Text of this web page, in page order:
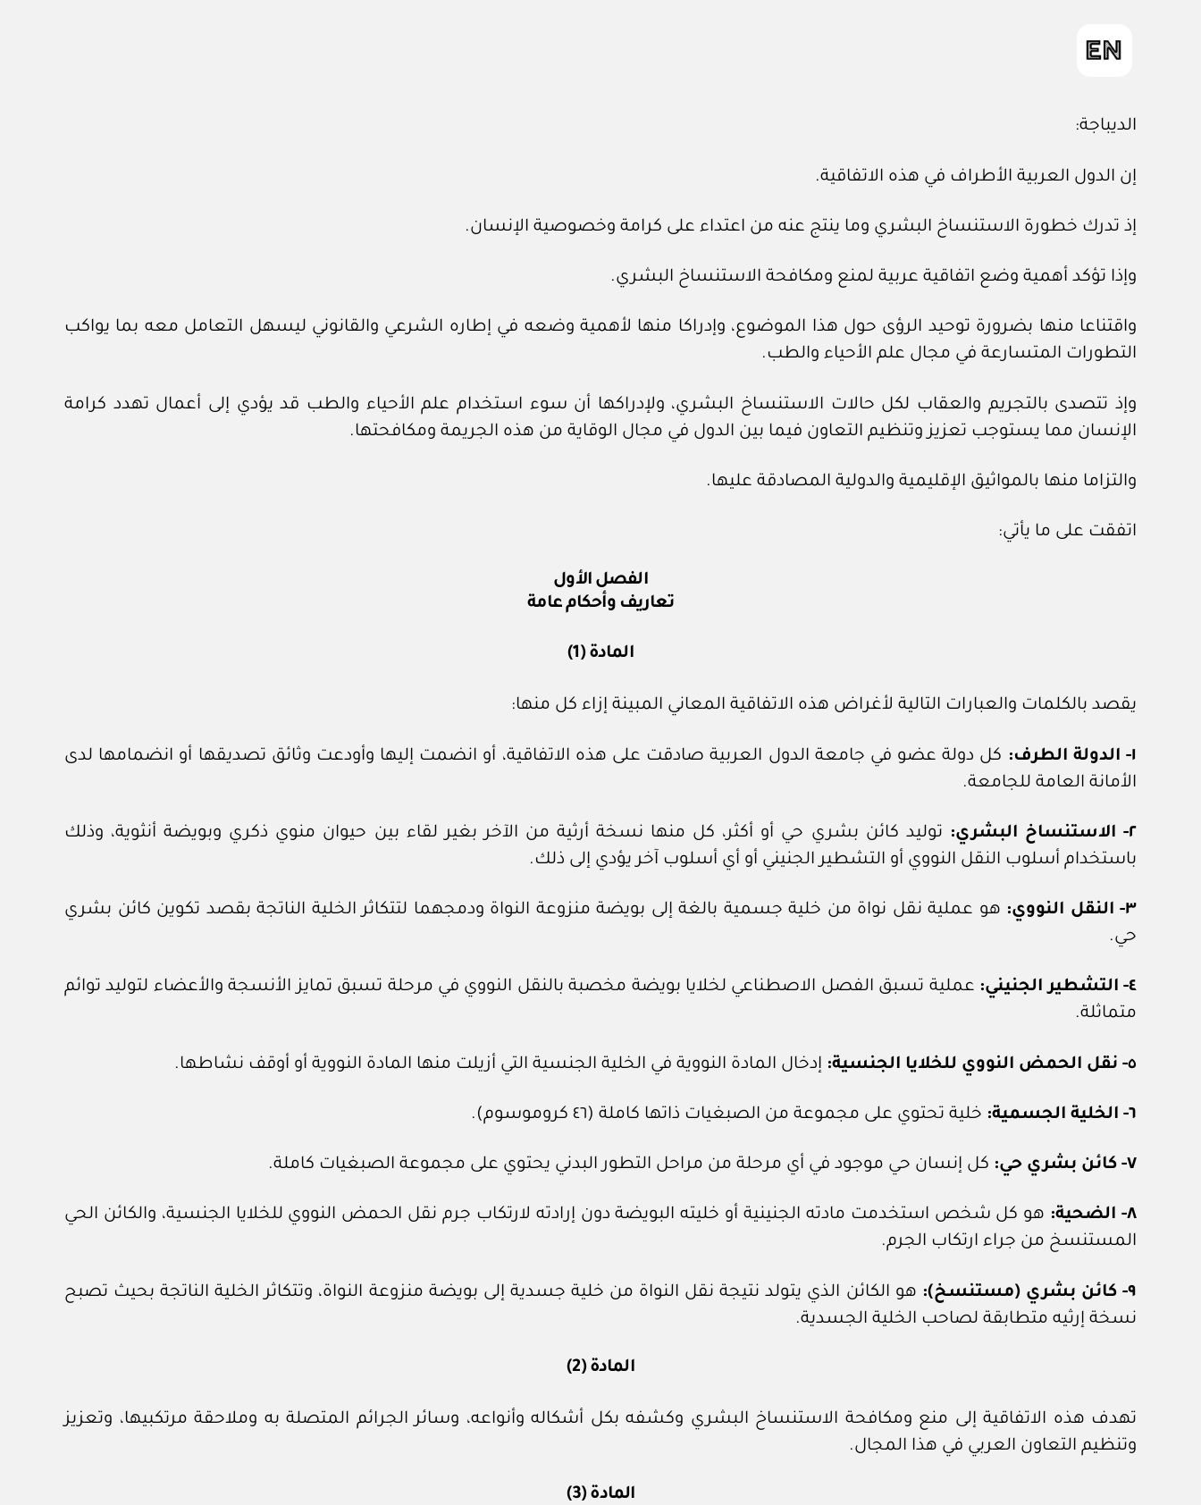
الديباجة:
إن الدول العربية الأطراف في هذه الاتفاقية.
إذ تدرك خطورة الاستنساخ البشري وما ينتج عنه من اعتداء على كرامة وخصوصية الإنسان.
وإذا تؤكد أهمية وضع اتفاقية عربية لمنع ومكافحة الاستنساخ البشري.
واقتناعا منها بضرورة توحيد الرؤى حول هذا الموضوع، وإدراكا منها لأهمية وضعه في إطاره الشرعي والقانوني ليسهل التعامل معه بما يواكب
التطورات المتسارعة في مجال علم الأحياء والطب.
وإذ تتصدى بالتجريم والعقاب لكل حالات الاستنساخ البشري، ولإدراكها أن سوء استخدام علم الأحياء والطب قد يؤدي إلى أعمال تهدد كرامة
الإنسان مما يستوجب تعزيز وتنظيم التعاون فيما بين الدول في مجال الوقاية من هذه الجريمة ومكافحتها.
والتزاما منها بالمواثيق الإقليمية والدولية المصادقة عليها.
اتفقت على ما يأتي:
الفصل الأول
تعاريف وأحكام عامة
المادة (1)
يقصد بالكلمات والعبارات التالية لأغراض هذه الاتفاقية المعاني المبينة إزاء كل منها:
١- الدولة الطرف:
كل دولة عضو في جامعة الدول العربية صادقت على هذه الاتفاقية، أو انضمت إليها وأودعت وثائق تصديقها أو انضمامها لدى
الأمانة العامة للجامعة.
٢- الاستنساخ البشري:
توليد كائن بشري حي أو أكثر، كل منها نسخة أرثية من الآخر بغير لقاء بين حيوان منوي ذكري وبويضة أنثوية، وذلك
باستخدام أسلوب النقل النووي أو التشطير الجنيني أو أي أسلوب آخر يؤدي إلى ذلك.
٣- النقل النووي:
هو عملية نقل نواة من خلية جسمية بالغة إلى بويضة منزوعة النواة ودمجهما لتتكاثر الخلية الناتجة بقصد تكوين كائن بشري
حي.
٤- التشطير الجنيني:
عملية تسبق الفصل الاصطناعي لخلايا بويضة مخصبة بالنقل النووي في مرحلة تسبق تمايز الأنسجة والأعضاء لتوليد توائم
متماثلة.
٥- نقل الحمض النووي للخلايا الجنسية: إدخال المادة النووية في الخلية الجنسية التي أزيلت منها المادة النووية أو أوقف نشاطها.
٦- الخلية الجسمية: خلية تحتوي على مجموعة من الصبغيات ذاتها كاملة (٤٦ كروموسوم).
٧- كائن بشري حي: كل إنسان حي موجود في أي مرحلة من مراحل التطور البدني يحتوي على مجموعة الصبغيات كاملة.
٨- الضحية:
هو كل شخص استخدمت مادته الجنينية أو خليته البويضة دون إرادته لارتكاب جرم نقل الحمض النووي للخلايا الجنسية، والكائن الحي
المستنسخ من جراء ارتكاب الجرم.
٩- كائن بشري (مستنسخ):
هو الكائن الذي يتولد نتيجة نقل النواة من خلية جسدية إلى بويضة منزوعة النواة، وتتكاثر الخلية الناتجة بحيث تصبح
نسخة إرثيه متطابقة لصاحب الخلية الجسدية.
المادة (2)
تهدف هذه الاتفاقية إلى منع ومكافحة الاستنساخ البشري وكشفه بكل أشكاله وأنواعه، وسائر الجرائم المتصلة به وملاحقة مرتكبيها، وتعزيز
وتنظيم التعاون العربي في هذا المجال.
المادة (3)